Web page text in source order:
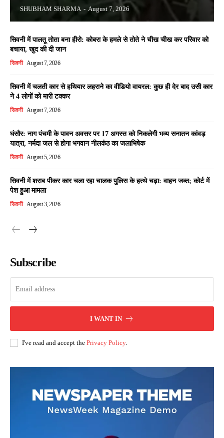
SHUBHAM SHARMA - August 7, 2026
सिवनी में पालतू तोता बना हीरो: कोबरा के हमले से तोते ने चीख चीख कर परिवार को
बचाया, खुद की दी जान
सिवनी August 7, 2026
सिवनी में चलती कार से हथियार लहराने का वीडियो वायरल: कुछ ही देर बाद उसी कार
ने 4 लोगों को मारी टक्कर
सिवनी August 7, 2026
घंसौर: नाग पंचमी के पावन अवसर पर 17 अगस्त को निकलेगी भव्य सनातन कांवड़
यात्रा, नर्मदा जल से होगा भगवान नीलकंठ का जलाभिषेक
सिवनी August 5, 2026
सिवनी में शराब पीकर कार चला रहा चालक पुलिस के हत्थे चढ़ा: वाहन जब्त; कोर्ट में
पेश हुआ मामला
सिवनी August 3, 2026
Subscribe
I WANT IN
I've read and accept the Privacy Policy.